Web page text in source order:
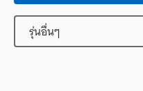
รุ่นอื่นๆ